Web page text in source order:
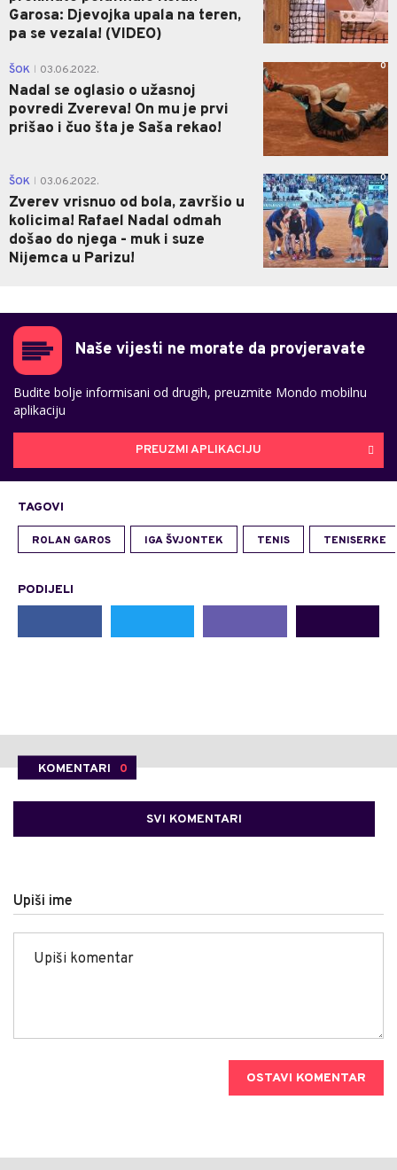
Garosa: Djevojka upala na teren,
pa se vezala! (VIDEO)
ŠOK 03.06.2022.
Nadal se oglasio o užasnoj
povredi Zvereva! On mu je prvi
prišao i čuo šta je Saša rekao!
0
ŠOK 03.06.2022.
Zverev vrisnuo od bola, završio u
kolicima! Rafael Nadal odmah
došao do njega - muk i suze
Nijemca u Parizu!
0
Naše vijesti ne morate da provjeravate
Budite bolje informisani od drugih, preuzmite Mondo mobilnu
aplikaciju
PREUZMI APLIKACIJU
TAGOVI
ROLAN GAROS IGA ŠVJONTEK TENIS TENISERKE
PODIJELI
KOMENTARI 0
SVI KOMENTARI
Upiši ime
OSTAVI KOMENTAR